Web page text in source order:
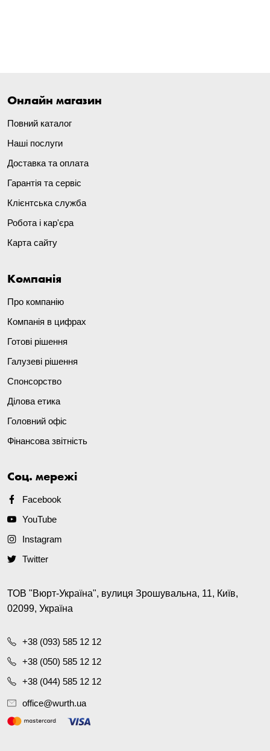
Онлайн магазин
Повний каталог
Наші послуги
Доставка та оплата
Гарантія та сервіс
Клієнтська служба
Робота і кар'єра
Карта сайту
Компанія
Про компанію
Компанія в цифрах
Готові рішення
Галузеві рішення
Спонсорство
Ділова етика
Головний офіс
Фінансова звітність
Соц. мережі
Facebook
YouTube
Instagram
Twitter
ТОВ "Вюрт-Україна", вулиця Зрошувальна, 11, Київ,
02099, Україна
+38 (093) 585 12 12
+38 (050) 585 12 12
+38 (044) 585 12 12
office@wurth.ua